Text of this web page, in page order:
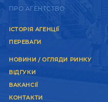
ПРО АГЕНТСТВО
ІСТОРІЯ АГЕНЦІЇ
ПЕРЕВАГИ
НОВИНИ / ОГЛЯДИ РИНКУ
ВІДГУКИ
ВАКАНСІЇ
КОНТАКТИ